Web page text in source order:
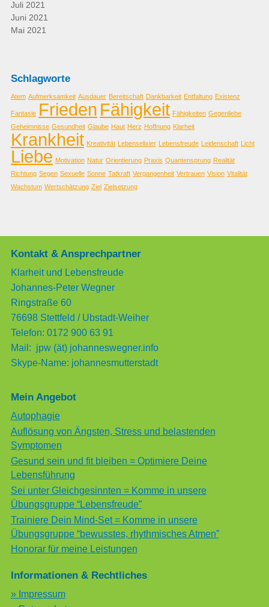
Juli 2021
Juni 2021
Mai 2021
Schlagworte
Atem Aufmerksamkeit Ausdauer Bereitschaft Dankbarkeit Entfaltung Existenz
Fantasie Frieden Fähigkeit Fähigkeiten Gegenliebe
Geheimnisse Gesundheit Glaube Haut Herz Hoffnung Klarheit
Krankheit Kreativität Lebenselixier Lebensfreude Leidenschaft Licht
Liebe Motivation Natur Orientierung Praxis Quantensprung Realität
Richtung Segen Sexuelle Sonne Tatkraft Vergangenheit Vertrauen Vision Vitalität
Wachstum Wertschätzung Ziel Zielsetzung
Kontakt & Ansprechpartner
Klarheit und Lebensfreude
Johannes-Peter Wegner
Ringstraße 60
76698 Stettfeld / Ubstadt-Weiher
Telefon: 0172 900 63 91
Mail: jpw (ät) johanneswegner.info
Skype-Name: johannesmutterstadt
Mein Angebot
Autophagie
Auflösung von Ängsten, Stress und belastenden
Symptomen
Gesund sein und fit bleiben = Optimiere Deine
Lebensführung
Sei unter Gleichgesinnten = Komme in unsere
Übungsgruppe “Lebensfreude”
Trainiere Dein Mind-Set = Komme in unsere
Übungsgruppe “bewusstes, rhythmisches Atmen”
Honorar für meine Leistungen
Informationen & Rechtliches
» Impressum